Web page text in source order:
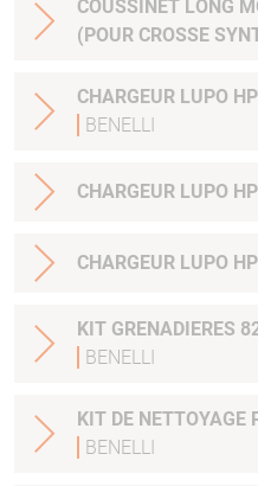
COUSSINET LONG
(POUR CROSSE
CHARGEUR LUPO
BENELLI
CHARGEUR LUPO
CHARGEUR LUPO
KIT GRENADIERES
BENELLI
KIT DE
BENELLI